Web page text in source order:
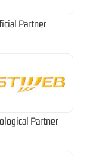
Partner
Partner